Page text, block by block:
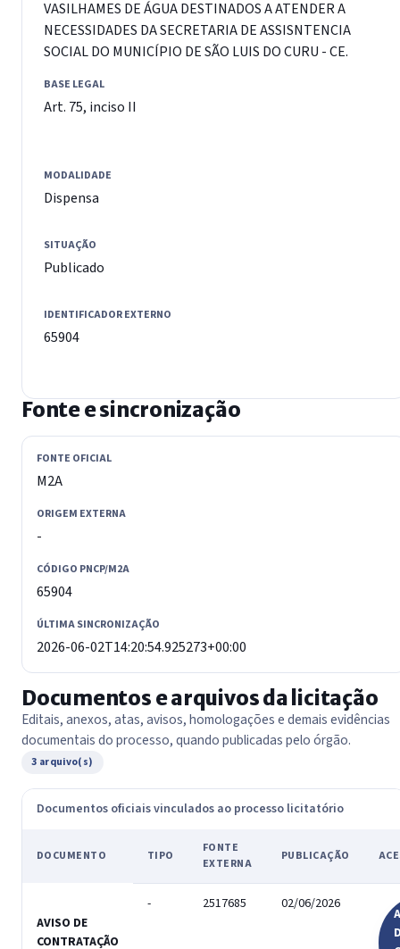
VASILHAMES DE ÁGUA DESTINADOS A ATENDER A
NECESSIDADES DA SECRETARIA DE ASSISNTENCIA
SOCIAL DO MUNICÍPIO DE SÃO LUIS DO CURU - CE.
BASE LEGAL
Art. 75, inciso II
MODALIDADE
Dispensa
SITUAÇÃO
Publicado
IDENTIFICADOR EXTERNO
65904
Fonte e sincronização
FONTE OFICIAL
M2A
ORIGEM EXTERNA
-
CÓDIGO PNCP/M2A
65904
ÚLTIMA SINCRONIZAÇÃO
2026-06-02T14:20:54.925273+00:00
Documentos e arquivos da licitação
Editais, anexos, atas, avisos, homologações e demais evidências
documentais do processo, quando publicadas pelo órgão.
3 arquivo(s)
Documentos oficiais vinculados ao processo licitatório
DOCUMENTO TIPO
FONTE
EXTERNA
PUBLICAÇÃO
AVISO DE
CONTRATAÇÃO
- 2517685 02/06/2026